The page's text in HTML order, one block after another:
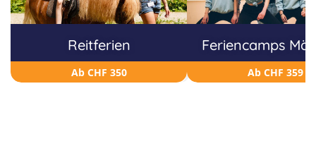
Reitferien
Ab CHF 350
Feriencamps
Ab CHF 359